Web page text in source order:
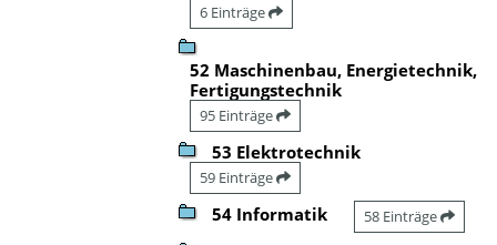
6 Einträge
52 Maschinenbau, Energietechnik,
Fertigungstechnik
95 Einträge
53 Elektrotechnik
59 Einträge
54 Informatik 58 Einträge